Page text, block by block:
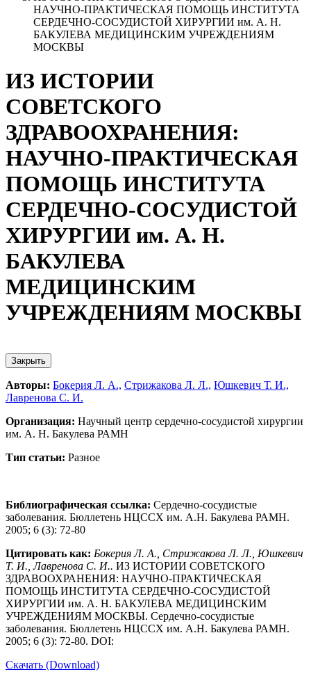
НАУЧНО-ПРАКТИЧЕСКАЯ ПОМОЩЬ ИНСТИТУТА
СЕРДЕЧНО-СОСУДИСТОЙ ХИРУРГИИ им. А. Н.
БАКУЛЕВА МЕДИЦИНСКИМ УЧРЕЖДЕНИЯМ
МОСКВЫ
ИЗ ИСТОРИИ
СОВЕТСКОГО
ЗДРАВООХРАНЕНИЯ:
НАУЧНО-ПРАКТИЧЕСКАЯ
ПОМОЩЬ ИНСТИТУТА
СЕРДЕЧНО-СОСУДИСТОЙ
ХИРУРГИИ им. А. Н.
БАКУЛЕВА
МЕДИЦИНСКИМ
УЧРЕЖДЕНИЯМ МОСКВЫ
Закрыть
Авторы: Бокерия Л. А., Стрижакова Л. Л., Юшкевич Т. И.,
Лавренова С. И.
Организация: Научный центр сердечно-сосудистой хирургии
им. А. Н. Бакулева РАМН
Тип статьи: Разное
Библиографическая ссылка: Сердечно-сосудистые
заболевания. Бюллетень НЦССХ им. А.Н. Бакулева РАМН.
2005; 6 (3): 72-80
Цитировать как: Бокерия Л. А., Стрижакова Л. Л., Юшкевич
Т. И., Лавренова С. И.. ИЗ ИСТОРИИ СОВЕТСКОГО
ЗДРАВООХРАНЕНИЯ: НАУЧНО-ПРАКТИЧЕСКАЯ
ПОМОЩЬ ИНСТИТУТА СЕРДЕЧНО-СОСУДИСТОЙ
ХИРУРГИИ им. А. Н. БАКУЛЕВА МЕДИЦИНСКИМ
УЧРЕЖДЕНИЯМ МОСКВЫ. Сердечно-сосудистые
заболевания. Бюллетень НЦССХ им. А.Н. Бакулева РАМН.
2005; 6 (3): 72-80. DOI:
Скачать (Download)